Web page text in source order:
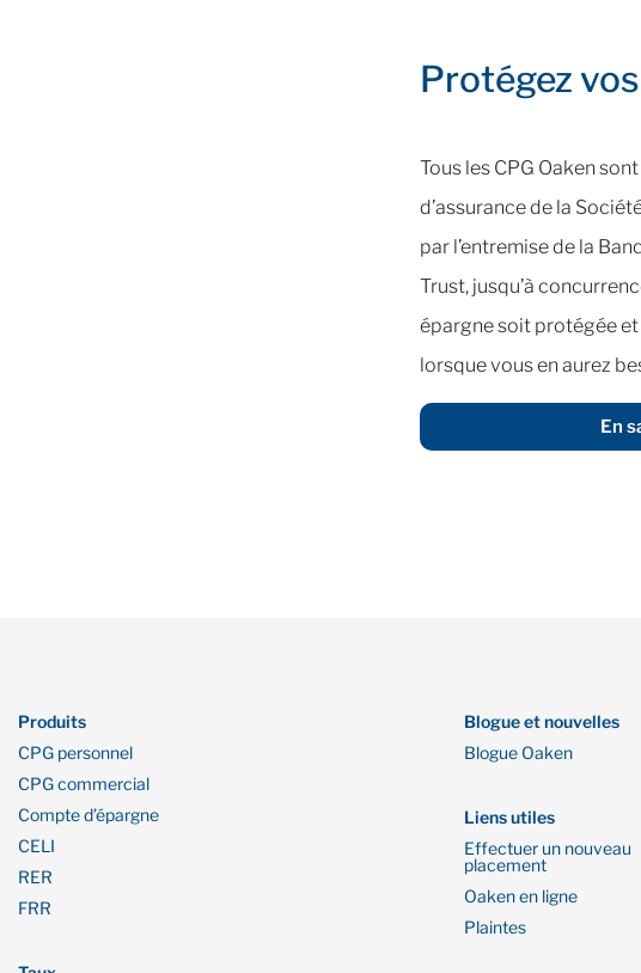
Protégez
Tous les CPG Oaken
d’assurance de la
par l’entremise de la
Trust, jusqu’à
épargne soit protégée
lorsque vous en aurez
En
Produits
CPG personnel
CPG commercial
Compte d’épargne
CELI
RER
FRR
Blogue et nouvelles
Blogue Oaken
Liens utiles
Effectuer un nouveau
placement
Oaken en ligne
Plaintes